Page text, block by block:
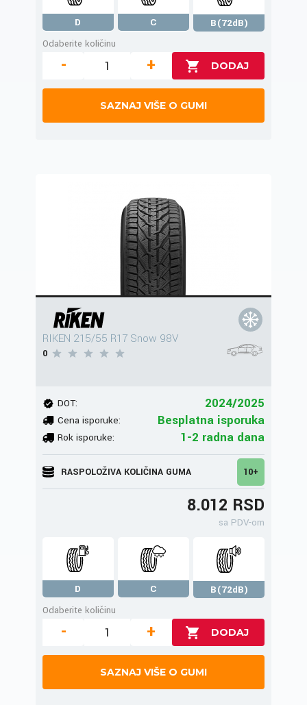
D C
B(72dB)
Odaberite količinu
- +
SAZNAJ VIŠE O GUMI
RIKEN 215/55 R17 Snow 98V
0
DOT: 2024/2025
Cena isporuke: Besplatna isporuka
Rok isporuke: 1-2 radna dana
RASPOLOŽIVA KOLIČINA GUMA 10+
8.012 RSD
sa PDV-om
D C
B(72dB)
Odaberite količinu
- +
SAZNAJ VIŠE O GUMI